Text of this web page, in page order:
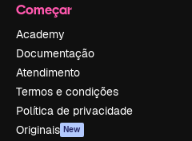
Começar
Academy
Documentação
Atendimento
Termos e condições
Política de privacidade
Originais New